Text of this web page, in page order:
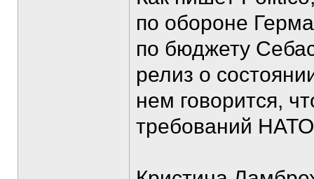
по обороне
по бюджету
релиз о
нем говорится,
требований